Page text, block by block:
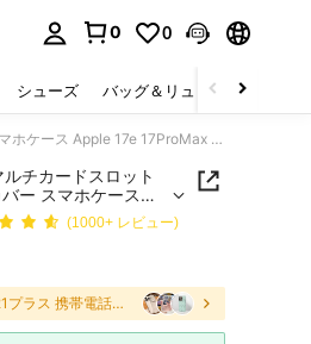
0 0
シューズ バッグ＆リュック
eaacaa 1個 ウォレット型スタンド マルチカードスロット コインジッパーポーチ PUフリップカバー スマホケース Apple 17e 17ProMax 16ProMax 16Pro 16Plus 15ProMax 15plus 13ProMax 13pro 13Mini 14ProMax 14Pro 14plus 12ProMax 12Pro 12Mini 11 ProMax 11Pro 14 13 12 11 7 8 X XS XR XSMax シリーズ対応
チカードスロット
ー スマホケース
16Plus 15ProMax
14Pro 14plus
14 13 12 11 7 8
(1000+ レビュー)
に ギャラクシーS21プラス 携帯電話ケース